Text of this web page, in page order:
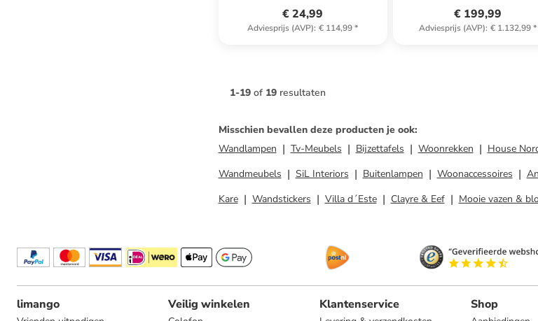
€ 24,99
Adviesprijs (AVP): € 114,99*
€ 199,99
Adviesprijs (AVP): € 1.132,99*
1-19 of 19 resultaten
Misschien bevallen deze producten je ook:
Wandlampen
Tv-Meubels Bijzettafels Woonrekken House
Wandmeubels
SiL Interiors Buitenlampen Woonaccessoires
Kare
Wandstickers Villa d´Este Clayre & Eef Mooie vazen &
limango Veilig winkelen Klantenservice Shop